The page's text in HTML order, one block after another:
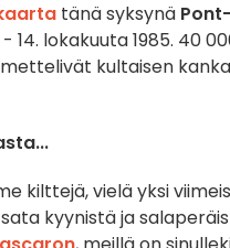
tänä syksynä
- 14. lokakuuta 1985. 40
kultaisen
kilttejä, vielä yksi
kyynistä ja